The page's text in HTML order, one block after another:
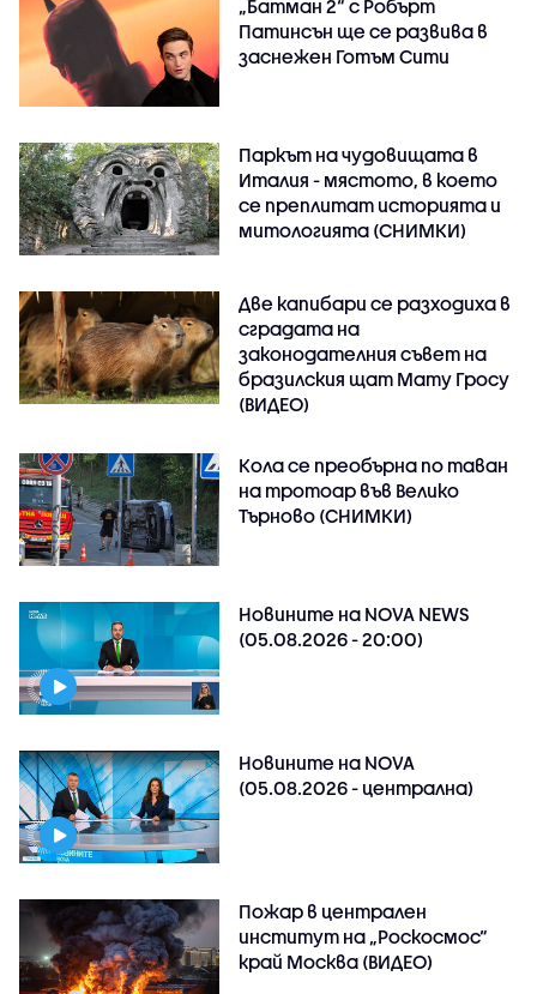
„Батман 2“ с Робърт
Патинсън ще се развива в
заснежен Готъм Сити
Паркът на чудовищата в
Италия - мястото, в което
се преплитат историята и
митологията (СНИМКИ)
Две капибари се разходиха в
сградата на
законодателния съвет на
бразилския щат Мату Гросу
(ВИДЕО)
Кола се преобърна по таван
на тротоар във Велико
Търново (СНИМКИ)
Новините на NOVA NEWS
(05.08.2026 - 20:00)
Новините на NOVA
(05.08.2026 - централна)
Пожар в централен
институт на „Роскосмос“
край Москва (ВИДЕО)